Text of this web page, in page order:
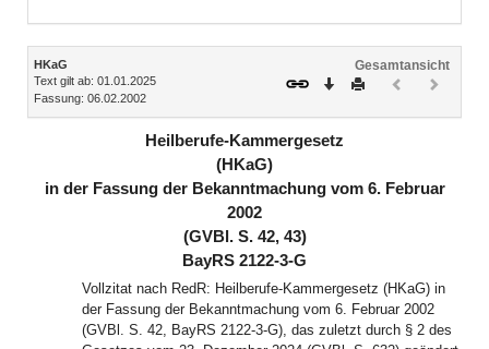
Inhalt
HKaG
Text gilt ab: 01.01.2025
Fassung: 06.02.2002
Gesamtansicht
Download
DruckenVorheriges
(inaktiv)(inaktiv)
Heilberufe-Kammergesetz
(HKaG)
in der Fassung der Bekanntmachung vom 6. Februar
2002
(GVBl. S. 42, 43)
BayRS 2122-3-G
Vollzitat nach RedR: Heilberufe-Kammergesetz (HKaG) in
der Fassung der Bekanntmachung vom 6. Februar 2002
(GVBl. S. 42, BayRS 2122-3-G), das zuletzt durch § 2 des